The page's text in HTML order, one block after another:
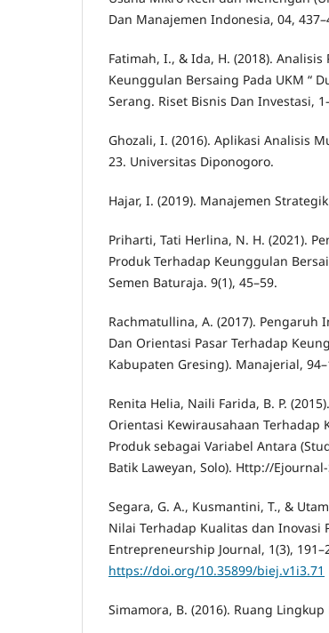
Dan Manajemen Indonesia, 04,
Fatimah, I., & Ida, H. (2018).
Keunggulan Bersaing Pada UKM “
Serang. Riset Bisnis Dan Investasi,
Ghozali, I. (2016). Aplikasi Analisis
23. Universitas Diponogoro.
Hajar, I. (2019). Manajemen
Priharti, Tati Herlina, N. H. (2021).
Produk Terhadap Keunggulan
Semen Baturaja. 9(1), 45–59.
Rachmatullina, A. (2017). Pengaruh
Dan Orientasi Pasar Terhadap
Kabupaten Gresing). Manajerial,
Renita Helia, Naili Farida, B. P.
Orientasi Kewirausahaan
Produk sebagai Variabel Antara
Batik Laweyan, Solo). Http://
Segara, G. A., Kusmantini, T., &
Nilai Terhadap Kualitas dan Inovasi
Entrepreneurship Journal, 1(3),
https://doi.org/10.35899/biej.v1i3.71
Simamora, B. (2016). Ruang